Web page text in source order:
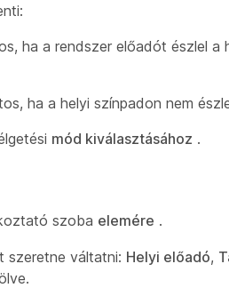
ha a rendszer előadót észlel a
ha a helyi színpadon nem
mód kiválasztásához .
szoba elemére .
szeretne váltatni: Helyi előadó,